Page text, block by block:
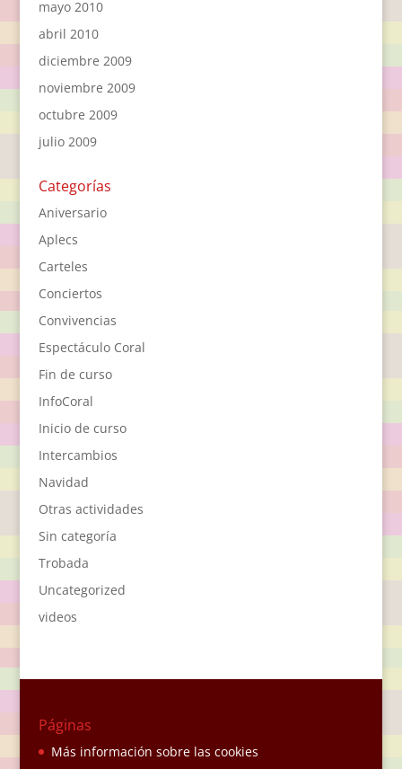
mayo 2010
abril 2010
diciembre 2009
noviembre 2009
octubre 2009
julio 2009
Categorías
Aniversario
Aplecs
Carteles
Conciertos
Convivencias
Espectáculo Coral
Fin de curso
InfoCoral
Inicio de curso
Intercambios
Navidad
Otras actividades
Sin categoría
Trobada
Uncategorized
videos
Páginas
Más información sobre las cookies